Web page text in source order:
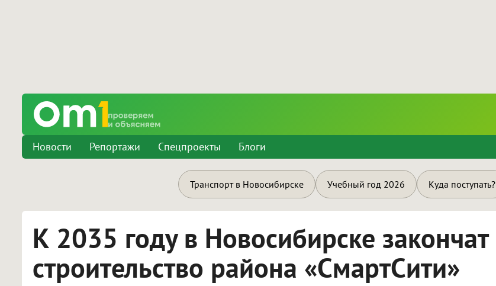
Новости Репортажи Спецпроекты Блоги
Транспорт в Новосибирске Учебный год 2026 Куда поступать?
К 2035 году в Новосибирске закончат
строительство района «СмартСити»